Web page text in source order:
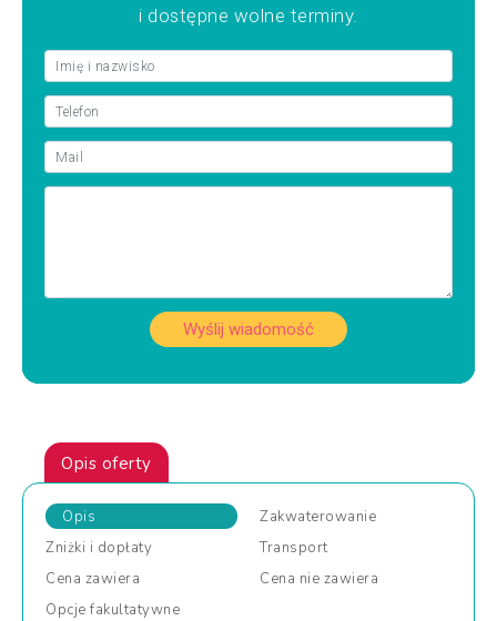
i dostępne wolne terminy.
Wyślij wiadomość
Opis oferty
Opis
Zakwaterowanie
Zniżki i dopłaty
Transport
Cena zawiera Cena nie zawiera
Opcje fakultatywne